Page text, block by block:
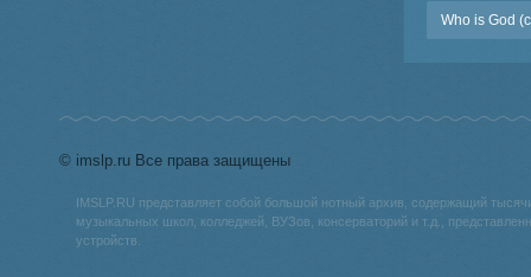
Who is God
© imslp.ru Все права защищены
IMSLP.RU представляет собой большой нотный архив, содержащий
музыкальных школ, колледжей, ВУЗов, консерваторий и т.д.,
устройств.